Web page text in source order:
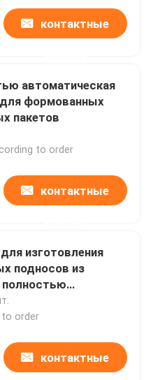
контактные
автоматическая
формованных
пакетов
to order
контактные
изготовления
подносов из
полностью
с сушилкой
to order
контактные